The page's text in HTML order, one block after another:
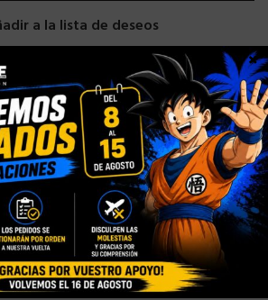
a la lista de deseos
BALL, DRAGON BALL STOCK,S. H.
Ball, SHF DRAGON BALL,
0,9 kg
×